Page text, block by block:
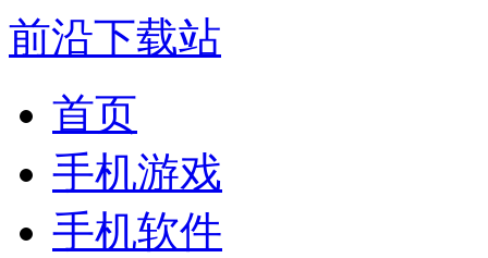
前沿下载站
首页
手机游戏
手机软件